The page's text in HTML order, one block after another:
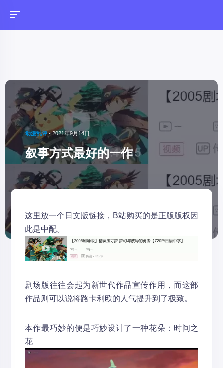
动漫乱评-2021年9月14日
叙事方式最好的一作
这里放一个日文版链接，B站购买的是正版版权因
此是中配。
剧场版往往会起为新世代作品宣传作用，而这部
作品则可以说将路卡利欧的人气提升到了极致。
本作最巧妙的便是巧妙设计了一种花朵：时间之
花